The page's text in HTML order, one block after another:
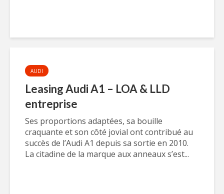
AUDI
Leasing Audi A1 – LOA & LLD
entreprise
Ses proportions adaptées, sa bouille
craquante et son côté jovial ont contribué au
succès de l’Audi A1 depuis sa sortie en 2010.
La citadine de la marque aux anneaux s’est...